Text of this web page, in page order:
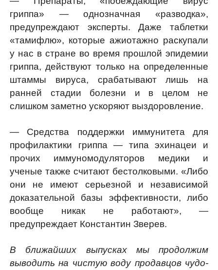
гриппа» — однозначная «разводка»,
предупреждают эксперты. Даже таблетки
«тамифлю», которые ажиотажно раскупали
у нас в стране во время прошлой эпидемии
гриппа, действуют только на определенные
штаммы вируса, срабатывают лишь на
ранней стадии болезни и в целом не
слишком заметно ускоряют выздоровление.
— Средства поддержки иммунитета для
профилактики гриппа — типа эхинацеи и
прочих иммуномодуляторов медики и
ученые также считают бестолковыми. «Либо
они не имеют серьезной и независимой
доказательной базы эффективности, либо
вообще никак не работают», —
предупреждает Константин Зверев.
В ближайших выпусках мы продолжим
выводить на чистую воду продавцов чудо-